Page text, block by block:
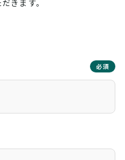
きます。
必須